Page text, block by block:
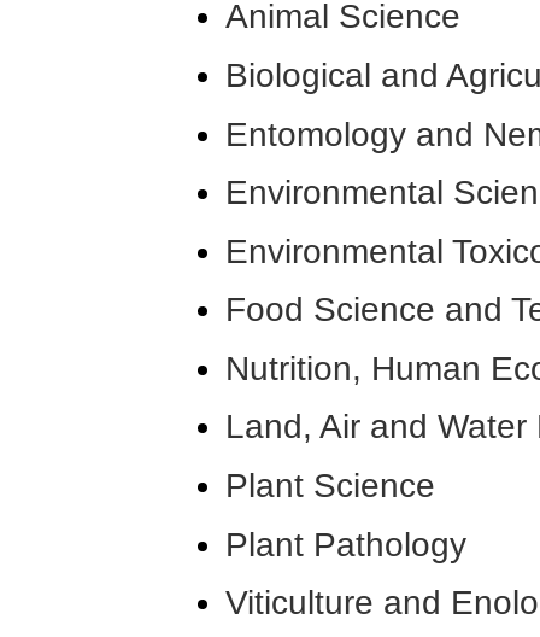
Animal Science
Biological and
Entomology and
Environmental
Environmental
Food Science and
Nutrition, Human
Land, Air and Water
Plant Science
Plant Pathology
Viticulture and